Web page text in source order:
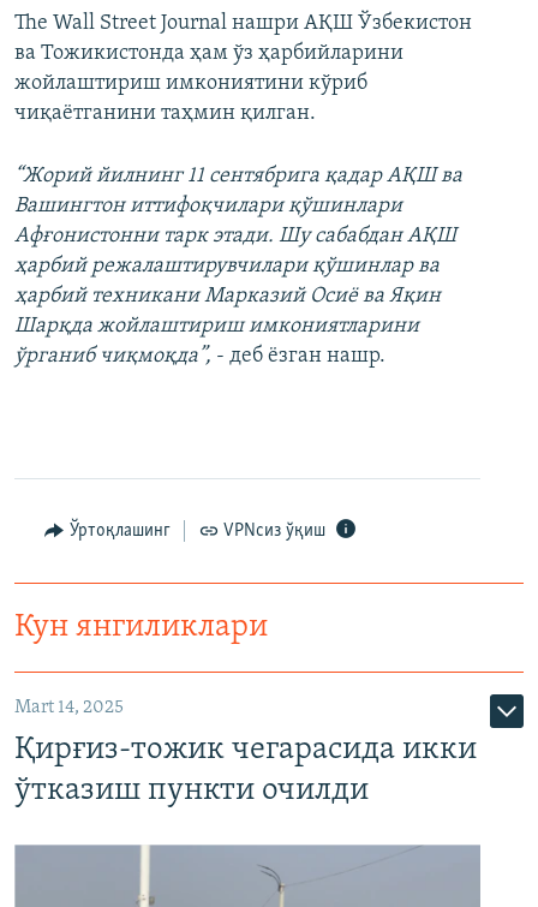
The Wall Street Journal нашри АҚШ Ўзбекистон
ва Тожикистонда ҳам ўз ҳарбийларини
жойлаштириш имкониятини кўриб
чиқаётганини таҳмин қилган.
“Жорий йилнинг 11 сентябрига қадар АҚШ ва
Вашингтон иттифоқчилари қўшинлари
Афғонистонни тарк этади. Шу сабабдан АҚШ
ҳарбий режалаштирувчилари қўшинлар ва
ҳарбий техникани Марказий Осиё ва Яқин
Шарқда жойлаштириш имкониятларини
ўрганиб чиқмоқда”, - деб ёзган нашр.
Ўртоқлашинг VPNсиз ўқиш
Кун янгиликлари
Mart 14, 2025
Қирғиз-тожик чегарасида икки
ўтказиш пункти очилди